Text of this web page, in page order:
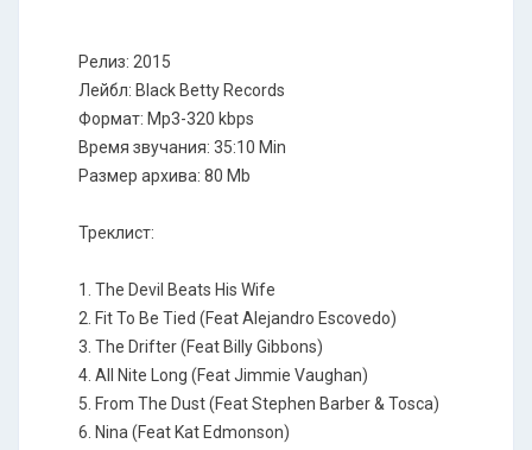
Релиз: 2015
Лейбл: Black Betty Records
Формат: Mp3-320 kbps
Время звучания: 35:10 Min
Размер архива: 80 Mb
Треклист:
1. The Devil Beats His Wife
2. Fit To Be Tied (Feat Alejandro Escovedo)
3. The Drifter (Feat Billy Gibbons)
4. All Nite Long (Feat Jimmie Vaughan)
5. From The Dust (Feat Stephen Barber & Tosca)
6. Nina (Feat Kat Edmonson)